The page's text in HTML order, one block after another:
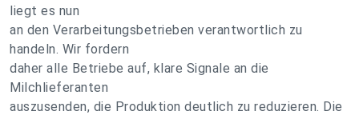
liegt es nun
an den Verarbeitungsbetrieben verantwortlich zu
handeln. Wir fordern
daher alle Betriebe auf, klare Signale an die
Milchlieferanten
auszusenden, die Produktion deutlich zu reduzieren. Die